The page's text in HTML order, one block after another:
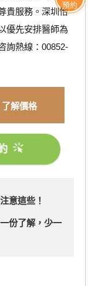
貴服務。深圳怡
優先安排醫師為
詢熱線：00852-
了解價格
意這些！
份了解，少一
預約